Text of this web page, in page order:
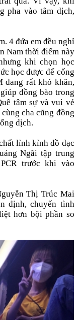
pha vào tâm dịch,
4 đứa em đều nghỉ
Nam thời điểm này
khi chọn học
học được để cống
đang rất khó khăn,
đồng bào trong
tâm sự và vui vẻ
cha cũng đồng
dịch.
lỉnh kỉnh đồ đạc
Ngãi tập trung
trước khi vào
Thị Trúc Mai
định, chuyến tình
hơn bội phần so